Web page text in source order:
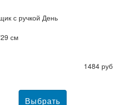
с ручкой День
см
1484 руб